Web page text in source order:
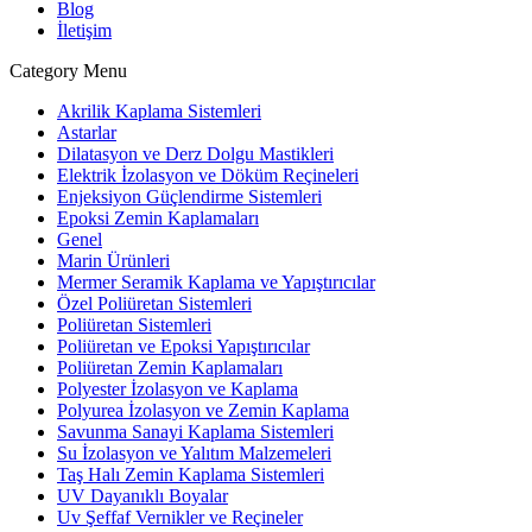
Blog
İletişim
Category Menu
Akrilik Kaplama Sistemleri
Astarlar
Dilatasyon ve Derz Dolgu Mastikleri
Elektrik İzolasyon ve Döküm Reçineleri
Enjeksiyon Güçlendirme Sistemleri
Epoksi Zemin Kaplamaları
Genel
Marin Ürünleri
Mermer Seramik Kaplama ve Yapıştırıcılar
Özel Poliüretan Sistemleri
Poliüretan Sistemleri
Poliüretan ve Epoksi Yapıştırıcılar
Poliüretan Zemin Kaplamaları
Polyester İzolasyon ve Kaplama
Polyurea İzolasyon ve Zemin Kaplama
Savunma Sanayi Kaplama Sistemleri
Su İzolasyon ve Yalıtım Malzemeleri
Taş Halı Zemin Kaplama Sistemleri
UV Dayanıklı Boyalar
Uv Şeffaf Vernikler ve Reçineler